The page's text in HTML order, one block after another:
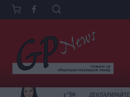
Към
съдържанието